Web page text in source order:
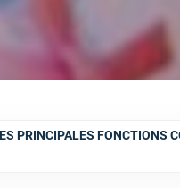
PRINCIPALES FONCTIONS